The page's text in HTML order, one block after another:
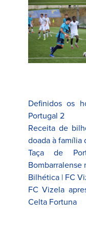
Definidos os
Portugal 2
Receita de
doada à família
Taça de
Bombarralense
Bilhética | FC
FC Vizela
Celta Fortuna